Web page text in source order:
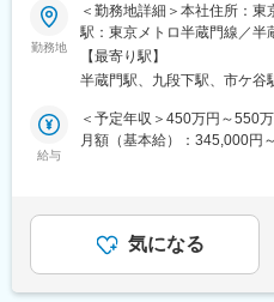
■配属・働き方
秘書課には現在2名が在籍。
でいます。
が、代休制度が整っており
勤はありません。
開発、不動産・金融・海外
都市・人・産業を繋ぐプラ
様な事業を展開しています。
■業務概要：
創業経営者が常に最高のパ
として様々な角度からサポー
ご経験によっては、海外案件
他、国内外問わず出張同行
ます。
創業者が関わるクライアン
上で、状況に応じた的確な
勤務地
＜勤務地詳細＞本社住所：
駅：東京メトロ半蔵門線／半
変更の範囲：会社の定める事
【最寄り駅】
半蔵門駅、九段下駅、市ケ谷
給与
＜予定年収＞450万円～550
月額（基本給）：345,000円
験・スキルに応じて決定賃
考を通じて上下する可能性
めた表記です。
気になる